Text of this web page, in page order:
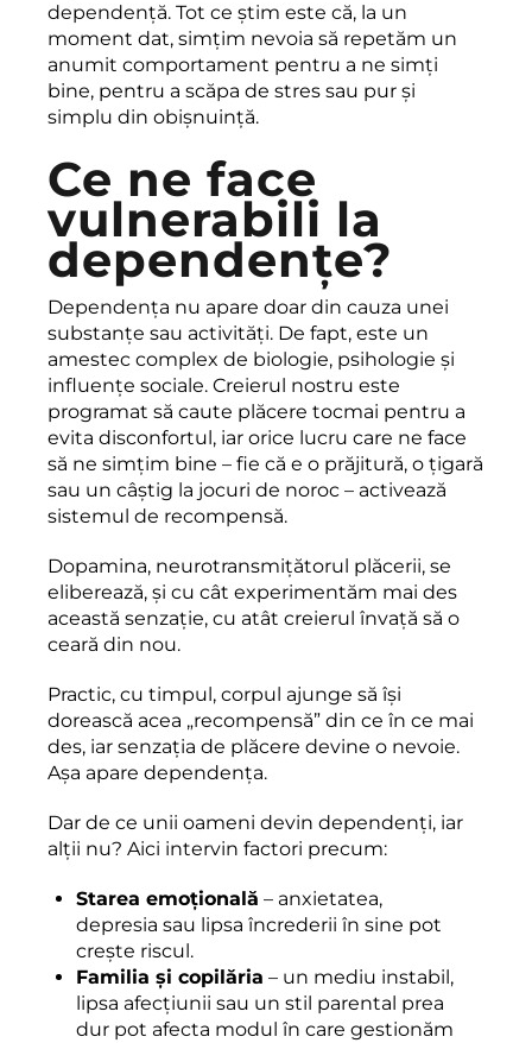
dependență. Tot ce știm este că, la un
moment dat, simțim nevoia să repetăm un
anumit comportament pentru a ne simți
bine, pentru a scăpa de stres sau pur și
simplu din obișnuință.
Ce ne face
vulnerabili la
dependențe?
Dependența nu apare doar din cauza unei
substanțe sau activități. De fapt, este un
amestec complex de biologie, psihologie și
influențe sociale. Creierul nostru este
programat să caute plăcere tocmai pentru a
evita disconfortul, iar orice lucru care ne face
să ne simțim bine – fie că e o prăjitură, o țigară
sau un câștig la jocuri de noroc – activează
sistemul de recompensă.
Dopamina, neurotransmițătorul plăcerii, se
eliberează, și cu cât experimentăm mai des
această senzație, cu atât creierul învață să o
ceară din nou.
Practic, cu timpul, corpul ajunge să își
dorească acea „recompensă” din ce în ce mai
des, iar senzația de plăcere devine o nevoie.
Așa apare dependența.
Dar de ce unii oameni devin dependenți, iar
alții nu? Aici intervin factori precum:
Starea emoțională – anxietatea,
depresia sau lipsa încrederii în sine pot
crește riscul.
Familia și copilăria – un mediu instabil,
lipsa afecțiunii sau un stil parental prea
dur pot afecta modul în care gestionăm